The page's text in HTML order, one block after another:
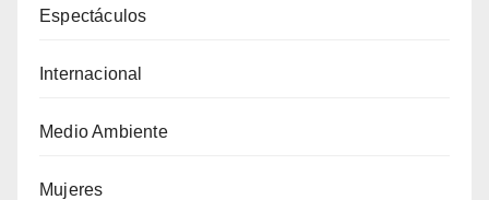
Espectáculos
Internacional
Medio Ambiente
Mujeres